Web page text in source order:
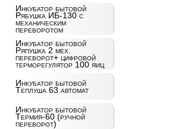
Инкубатор бытовой
Рябушка ИБ-130 с
механическим
переворотом
Инкубатор бытовой
Ряпушка 2 мех.
переворот+ цифровой
терморегулятор 100 яиц
Инкубатор бытовой
Теплуша 63 автомат
Инкубатор бытовой
Термия-60 (ручной
переворот)